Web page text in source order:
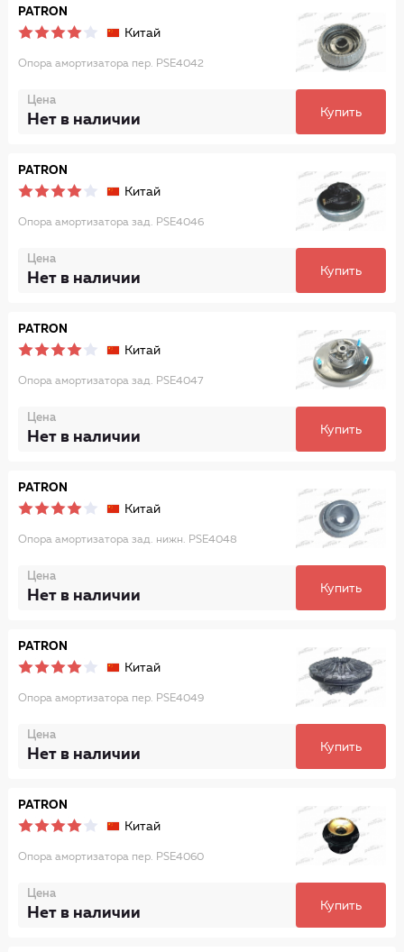
PATRON
Китай
Опора амортизатора пер. PSE4042
Цена
Нет в наличии Купить
PATRON
Китай
Опора амортизатора зад. PSE4046
Цена
Нет в наличии Купить
PATRON
Китай
Опора амортизатора зад. PSE4047
Цена
Нет в наличии Купить
PATRON
Китай
Опора амортизатора зад. нижн. PSE4048
Цена
Нет в наличии Купить
PATRON
Китай
Опора амортизатора пер. PSE4049
Цена
Нет в наличии Купить
PATRON
Китай
Опора амортизатора пер. PSE4060
Цена
Нет в наличии Купить